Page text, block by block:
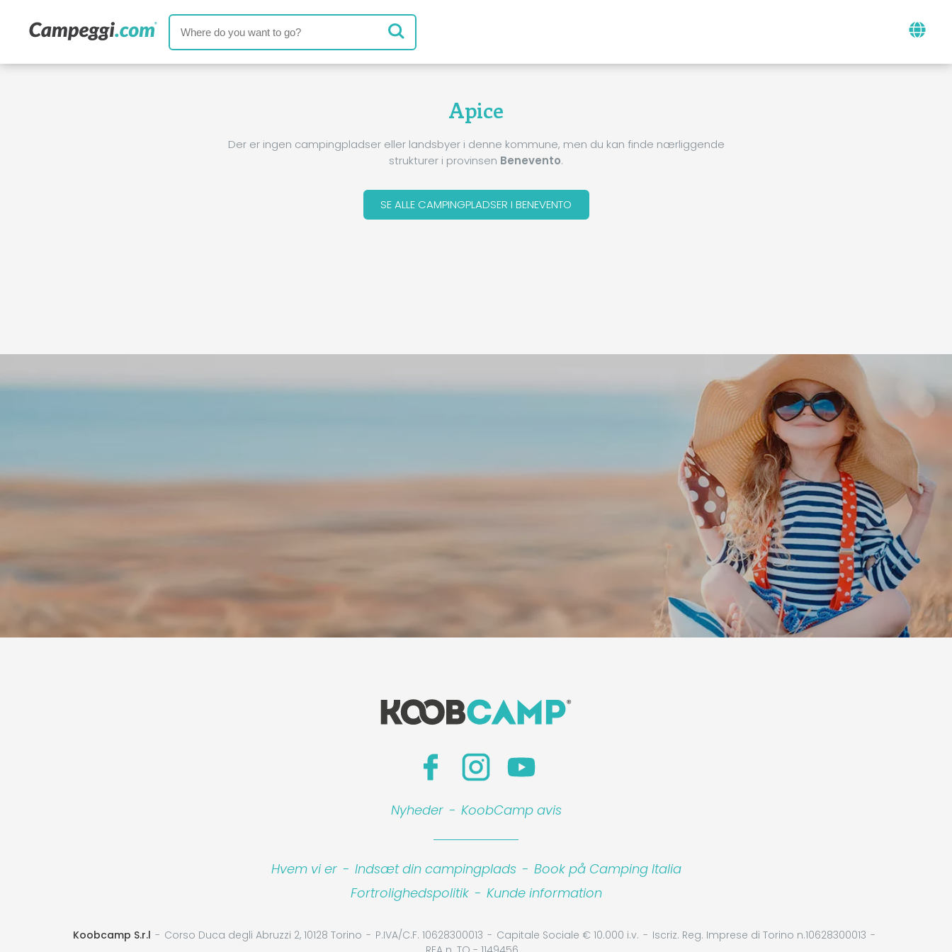
Apice
Der er ingen campingpladser eller landsbyer i denne kommune, men du kan finde nærliggende
strukturer i provinsen Benevento.
SE ALLE CAMPINGPLADSER I BENEVENTO
Nyheder - KoobCamp avis
Hvem vi er - Indsæt din campingplads - Book på Camping Italia
Fortrolighedspolitik - Kunde information
Koobcamp S.r.l Corso Duca degli Abruzzi 2, 10128 Torino P.IVA/C.F. 10628300013 Capitale Sociale € 10.000 i.v.
Iscriz. Reg. Imprese di Torino n.10628300013